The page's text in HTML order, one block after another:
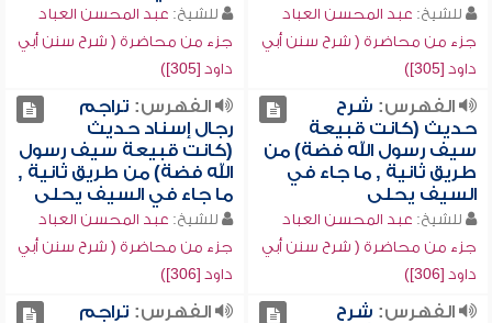
للشيخ: عبد المحسن العباد
جزء من محاضرة ( شرح سنن أبي
داود [305])
للشيخ: عبد المحسن العباد
جزء من محاضرة ( شرح سنن أبي
داود [305])
الفهرس: شرح
حديث (كانت قبيعة
سيف رسول الله فضة) من
طريق ثانية , ما جاء في
السيف يحلى
للشيخ: عبد المحسن العباد
جزء من محاضرة ( شرح سنن أبي
داود [306])
الفهرس: تراجم
رجال إسناد حديث
(كانت قبيعة سيف رسول
الله فضة) من طريق ثانية ,
ما جاء في السيف يحلى
للشيخ: عبد المحسن العباد
جزء من محاضرة ( شرح سنن أبي
داود [306])
الفهرس: شرح
الفهرس: تراجم